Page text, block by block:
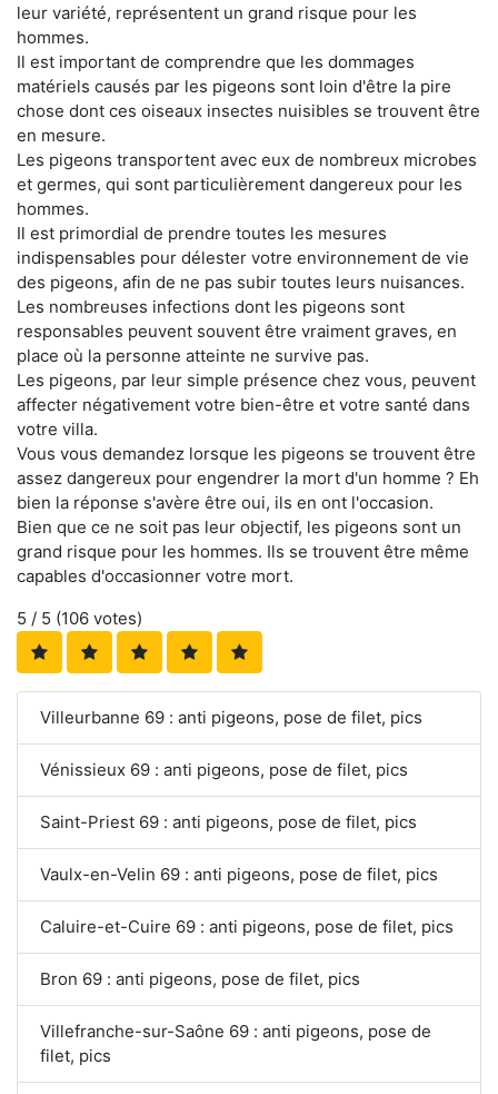
leur variété, représentent un grand risque pour les
hommes.
Il est important de comprendre que les dommages
matériels causés par les pigeons sont loin d'être la pire
chose dont ces oiseaux insectes nuisibles se trouvent être
en mesure.
Les pigeons transportent avec eux de nombreux microbes
et germes, qui sont particulièrement dangereux pour les
hommes.
Il est primordial de prendre toutes les mesures
indispensables pour délester votre environnement de vie
des pigeons, afin de ne pas subir toutes leurs nuisances.
Les nombreuses infections dont les pigeons sont
responsables peuvent souvent être vraiment graves, en
place où la personne atteinte ne survive pas.
Les pigeons, par leur simple présence chez vous, peuvent
affecter négativement votre bien-être et votre santé dans
votre villa.
Vous vous demandez lorsque les pigeons se trouvent être
assez dangereux pour engendrer la mort d'un homme ? Eh
bien la réponse s'avère être oui, ils en ont l'occasion.
Bien que ce ne soit pas leur objectif, les pigeons sont un
grand risque pour les hommes. Ils se trouvent être même
capables d'occasionner votre mort.
5 / 5 (106 votes)
Villeurbanne 69 : anti pigeons, pose de filet, pics
Vénissieux 69 : anti pigeons, pose de filet, pics
Saint-Priest 69 : anti pigeons, pose de filet, pics
Vaulx-en-Velin 69 : anti pigeons, pose de filet, pics
Caluire-et-Cuire 69 : anti pigeons, pose de filet, pics
Bron 69 : anti pigeons, pose de filet, pics
Villefranche-sur-Saône 69 : anti pigeons, pose de
filet, pics